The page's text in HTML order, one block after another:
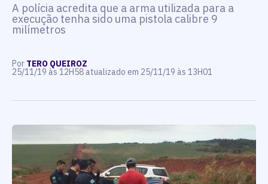
A polícia acredita que a arma utilizada para a
execução tenha sido uma pistola calibre 9
milímetros
Por TERO QUEIROZ
25/11/19 às 12H58 atualizado em 25/11/19 às 13H01